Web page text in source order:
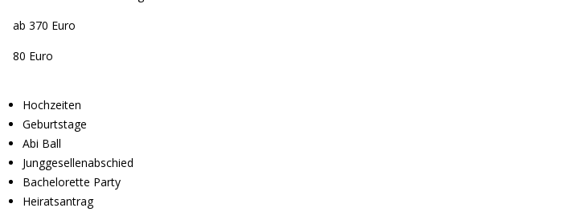
ab 370 Euro
80 Euro
Hochzeiten
Geburtstage
Abi Ball
Junggesellenabschied
Bachelorette Party
Heiratsantrag